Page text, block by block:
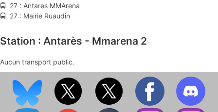
🚍 27 : Antares MMArena
🚍 27 : Mairie Ruaudin
Station : Antarès - Mmarena 2
Aucun transport public.